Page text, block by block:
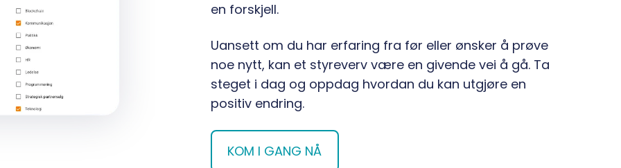
en forskjell.
Uansett om du har erfaring fra før eller ønsker å prøve
noe nytt, kan et styreverv være en givende vei å gå. Ta
steget i dag og oppdag hvordan du kan utgjøre en
positiv endring.
KOM I GANG NÅ